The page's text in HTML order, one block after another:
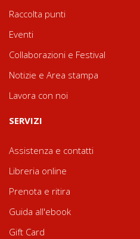
Raccolta punti
Eventi
Collaborazioni e Festival
Notizie e Area stampa
Lavora con noi
SERVIZI
Assistenza e contatti
Libreria online
Prenota e ritira
Guida all'ebook
Gift Card